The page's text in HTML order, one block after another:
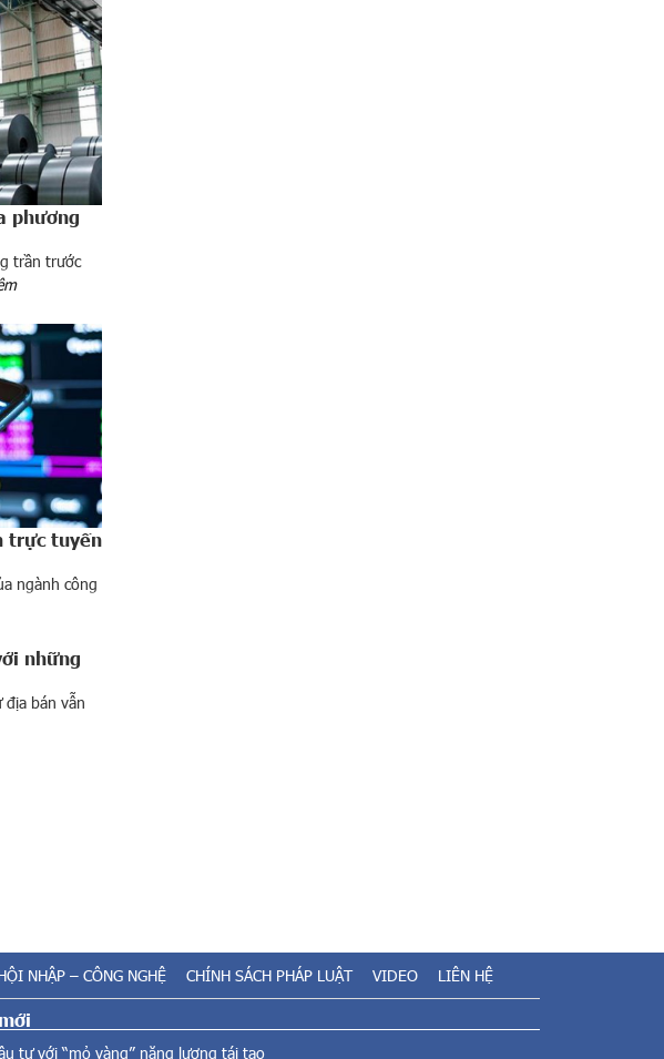
phương
trần trước
trực tuyến
ngành công
những
bán vẫn
NHẬP – CÔNG NGHỆ CHÍNH SÁCH PHÁP LUẬT VIDEO LIÊN HỆ
tư với “mỏ vàng” năng lượng tái tạo